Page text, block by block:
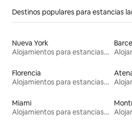
Destinos populares para estancias
Nueva York
Alojamientos para estancias largas
Florencia
Alojamientos para estancias largas
Miami
Alojamientos para estancias largas